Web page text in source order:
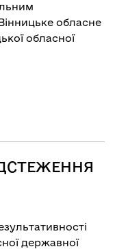
обласне
обласної
державної